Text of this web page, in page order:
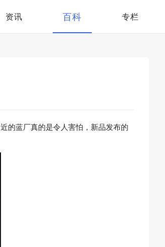
资讯 百科 专栏
的蓝厂真的是令人害怕，新品发布的